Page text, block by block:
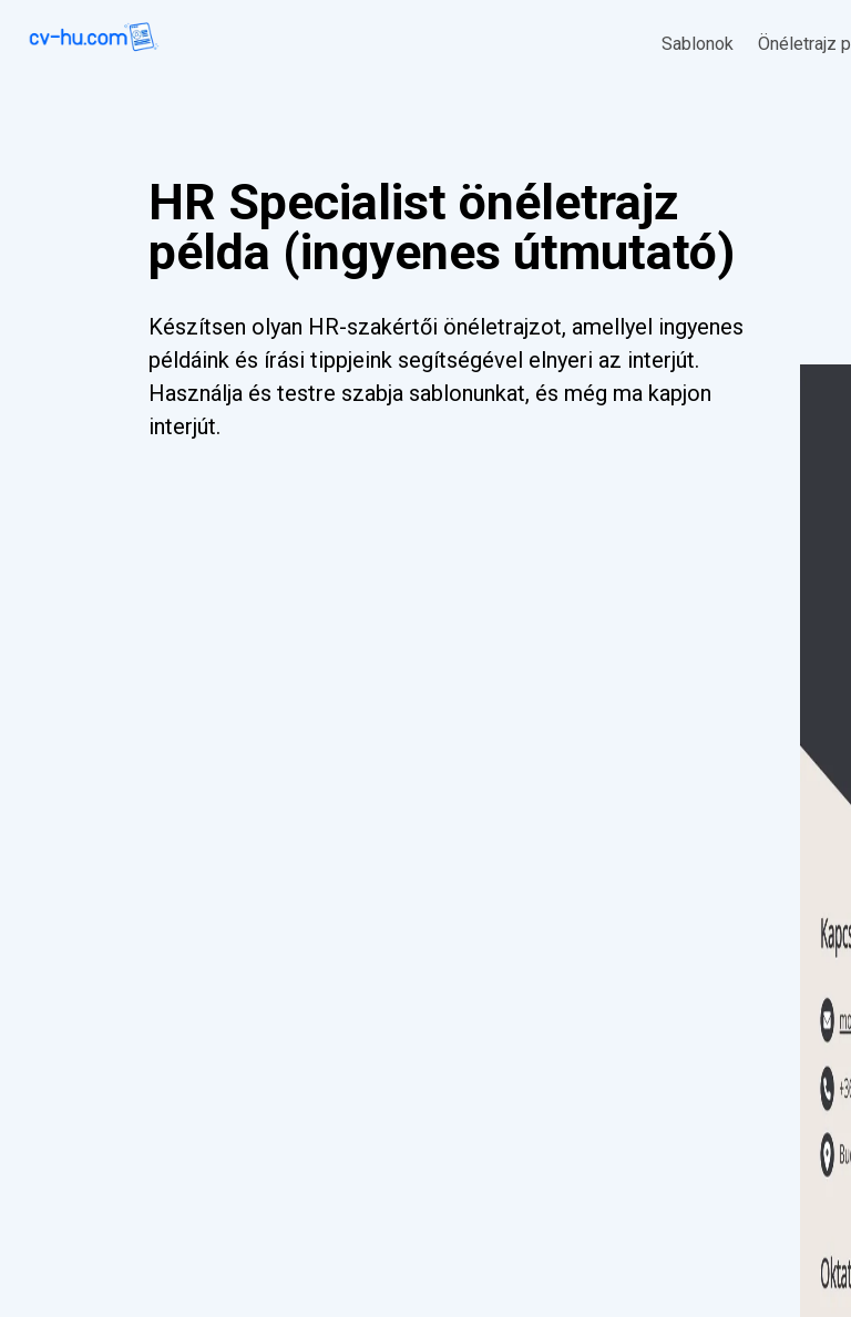
Sablonok Önéletrajz
HR Specialist önéletrajz
példa (ingyenes útmutató)
Készítsen olyan HR-szakértői önéletrajzot, amellyel ingyenes
példáink és írási tippjeink segítségével elnyeri az interjút.
Használja és testre szabja sablonunkat, és még ma kapjon
interjút.